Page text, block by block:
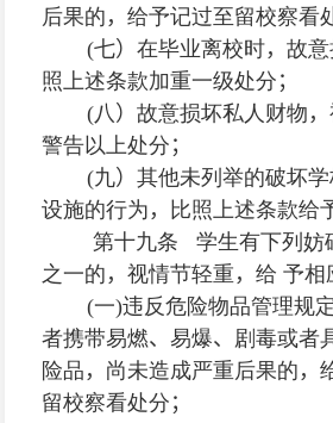
后果的 ，给予记过至留校察看
(七） 在毕业离校时， 故
照上述条款加重一级处分 ；
(八 ） 故意损坏私人财物 ，
警告以上处分 ；
(九） 其他未列举的破坏
设施的行为 ，
比照上述条款给
第十九条 学生有下列妨
之一的 ，视情节轻重 ，给 予相
(一)违反危险物品管理规定
者携带易燃、易爆、 剧毒或者
险品 ， 尚未造成严重后果的 ，
留校察看处分 ；